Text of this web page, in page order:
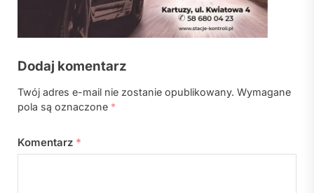
Dodaj komentarz
Twój adres e-mail nie zostanie opublikowany. Wymagane
pola są oznaczone *
Komentarz *